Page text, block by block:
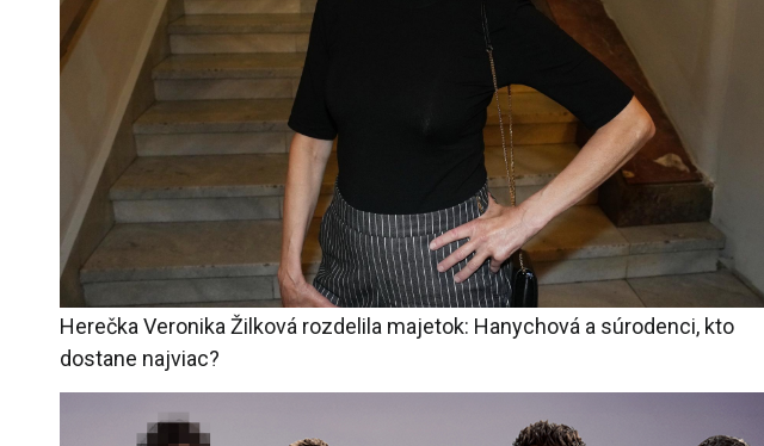
Herečka Veronika Žilková rozdelila majetok: Hanychová a súrodenci, kto
dostane najviac?